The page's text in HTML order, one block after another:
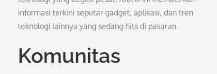
informasi terkini seputar gadget, aplikasi, dan tren
teknologi lainnya yang sedang hits di pasaran.
Komunitas